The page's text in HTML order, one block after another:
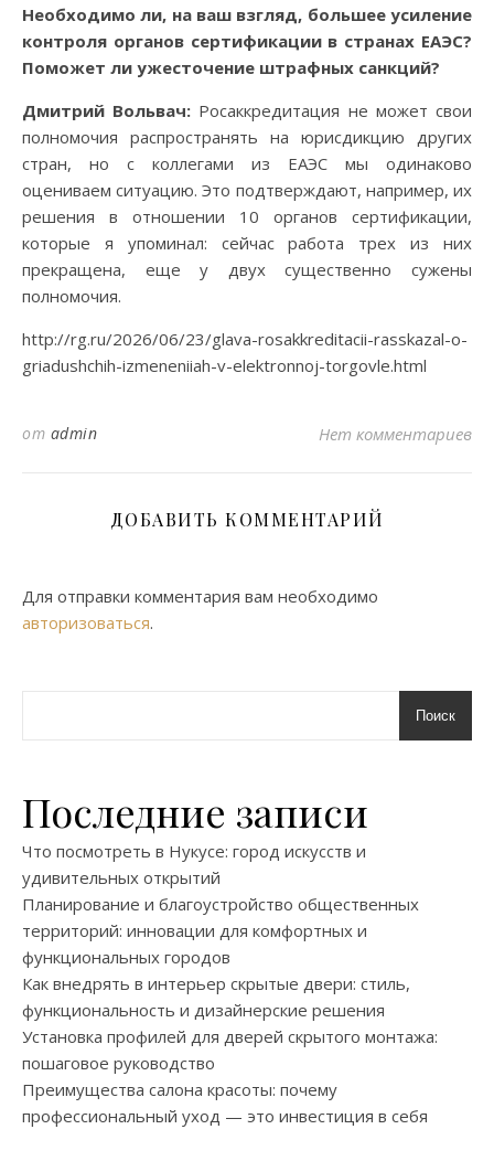
Необходимо ли, на ваш взгляд, большее усиление
контроля органов сертификации в странах ЕАЭС?
Поможет ли ужесточение штрафных санкций?
Дмитрий Вольвач: Росаккредитация не может свои
полномочия распространять на юрисдикцию других
стран, но с коллегами из ЕАЭС мы одинаково
оцениваем ситуацию. Это подтверждают, например, их
решения в отношении 10 органов сертификации,
которые я упоминал: сейчас работа трех из них
прекращена, еще у двух существенно сужены
полномочия.
http://rg.ru/2026/06/23/glava-rosakkreditacii-rasskazal-o-
griadushchih-izmeneniiah-v-elektronnoj-torgovle.html
от admin Нет комментариев
ДОБАВИТЬ КОММЕНТАРИЙ
Для отправки комментария вам необходимо
авторизоваться.
Поиск
Последние записи
Что посмотреть в Нукусе: город искусств и
удивительных открытий
Планирование и благоустройство общественных
территорий: инновации для комфортных и
функциональных городов
Как внедрять в интерьер скрытые двери: стиль,
функциональность и дизайнерские решения
Установка профилей для дверей скрытого монтажа:
пошаговое руководство
Преимущества салона красоты: почему
профессиональный уход — это инвестиция в себя